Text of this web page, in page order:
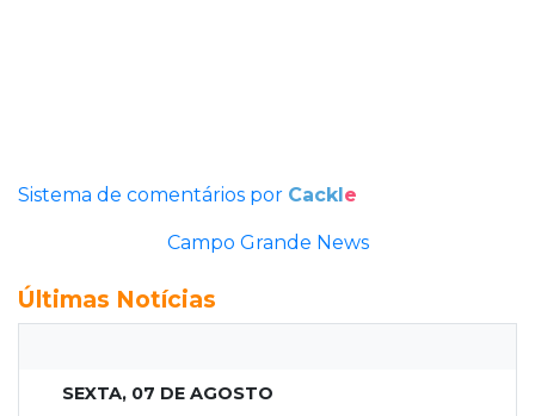
Sistema de comentários por Cackle
Campo Grande News
Últimas Notícias
SEXTA, 07 DE AGOSTO